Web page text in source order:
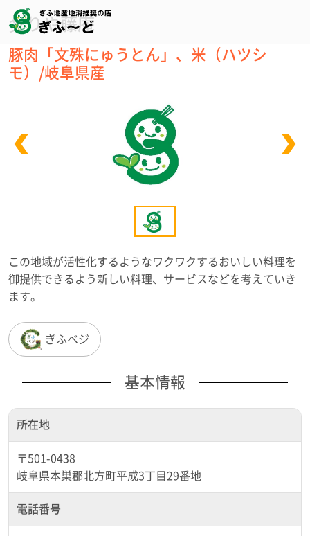
炙りや藤庵
豚肉「文殊にゅうとん」、米（ハツシ
モ）/岐阜県産
この地域が活性化するようなワクワクするおいしい料理を
御提供できるよう新しい料理、サービスなどを考えていき
ます。
ぎふベジ
基本情報
所在地
〒501-0438
岐阜県本巣郡北方町平成3丁目29番地
電話番号